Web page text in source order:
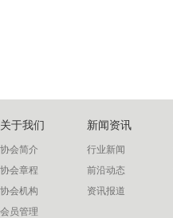
关于我们
协会简介
协会章程
协会机构
会员管理
新闻资讯
行业新闻
前沿动态
资讯报道